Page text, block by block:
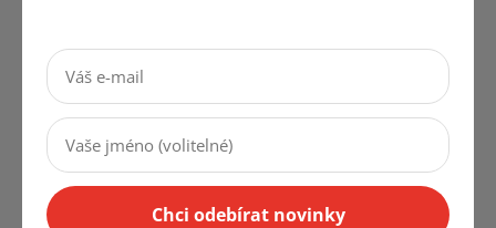
Cookies & GDPR
Obchodní podmínky
Instagram
Chci odebírat novinky